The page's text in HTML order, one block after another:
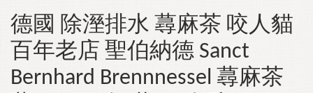
德國 除溼排水 蕁麻茶 咬人貓
百年老店 聖伯納德 Sanct
Bernhard Brennnessel 蕁麻茶